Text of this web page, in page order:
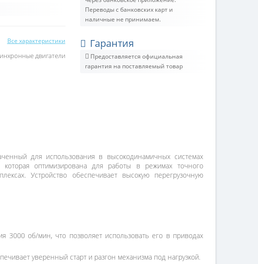
Все характеристики
двигатели
Переводы с банковских карт и
наличные не принимаем.
Гарантия
Предоставляется официальная
гарантия на поставляемый товар
для использования в высокодинамичных системах
оптимизирована для работы в режимах точного
Устройство обеспечивает высокую перегрузочную
3000 об/мин, что позволяет использовать его в приводах
уверенный старт и разгон механизма под нагрузкой.